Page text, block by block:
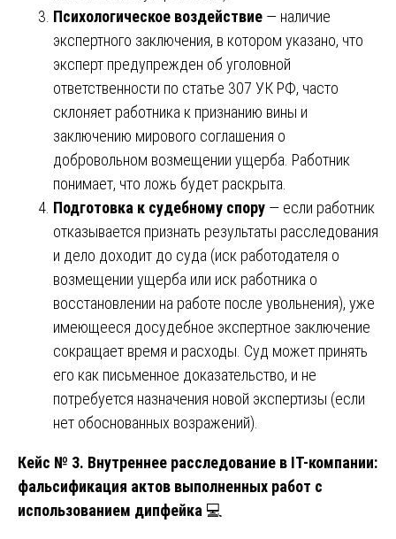
Психологическое воздействие — наличие
экспертного заключения, в котором указано, что
эксперт предупрежден об уголовной
ответственности по статье 307 УК РФ, часто
склоняет работника к признанию вины и
заключению мирового соглашения о
добровольном возмещении ущерба. Работник
понимает, что ложь будет раскрыта.
Подготовка к судебному спору — если работник
отказывается признать результаты расследования
и дело доходит до суда (иск работодателя о
возмещении ущерба или иск работника о
восстановлении на работе после увольнения), уже
имеющееся досудебное экспертное заключение
сокращает время и расходы. Суд может принять
его как письменное доказательство, и не
потребуется назначения новой экспертизы (если
нет обоснованных возражений).
Кейс № 3. Внутреннее расследование в IT-компании:
фальсификация актов выполненных работ с
использованием дипфейка 💻